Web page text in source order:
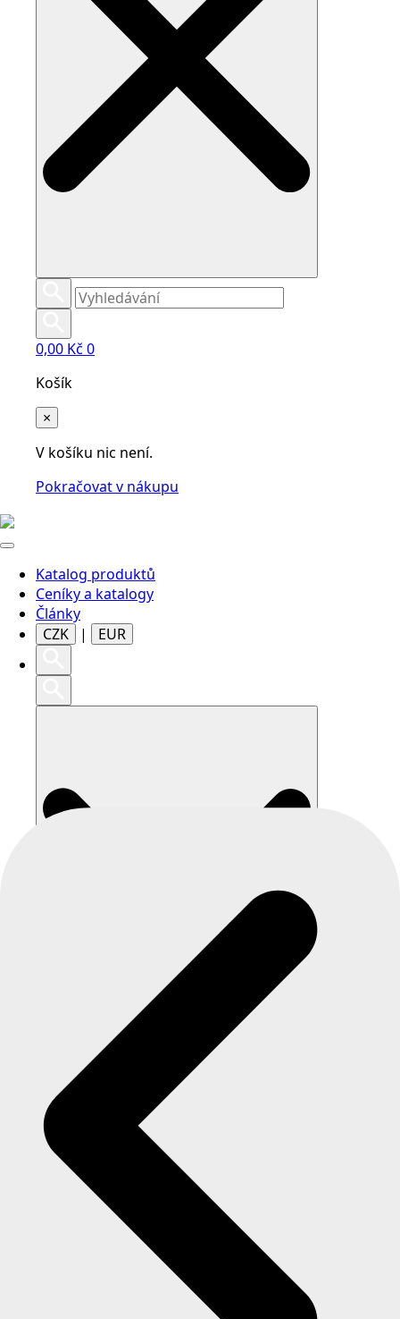
0,00 Kč 0
Košík
×
V košíku nic není.
Pokračovat v nákupu
Katalog produktů
Ceníky a katalogy
Články
CZK
| EUR
Search
Kč0